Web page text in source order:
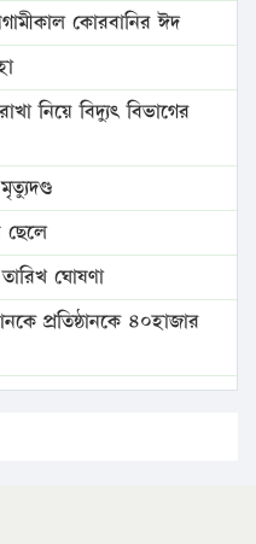
কোরবানির ঈদ
নিয়ে বিদ্যুৎ বিভাগের
ছেলে
ঘোষণা
প্রতিষ্ঠানকে ৪০হাজার